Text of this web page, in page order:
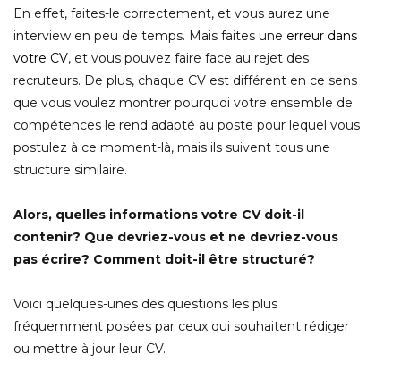
En effet, faites-le correctement, et vous aurez une
interview en peu de temps. Mais faites une erreur dans
votre CV, et vous pouvez faire face au rejet des
recruteurs. De plus, chaque CV est différent en ce sens
que vous voulez montrer pourquoi votre ensemble de
compétences le rend adapté au poste pour lequel vous
postulez à ce moment-là, mais ils suivent tous une
structure similaire.
Alors, quelles informations votre CV doit-il
contenir? Que devriez-vous et ne devriez-vous
pas écrire? Comment doit-il être structuré?
Voici quelques-unes des questions les plus
fréquemment posées par ceux qui souhaitent rédiger
ou mettre à jour leur CV.